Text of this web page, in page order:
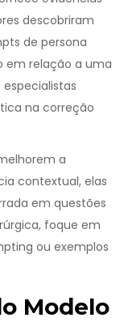
descobriram
de persona
em relação a uma
especialistas
na correção
a
contextual, elas
em questões
foque em
ou exemplos
Modelo